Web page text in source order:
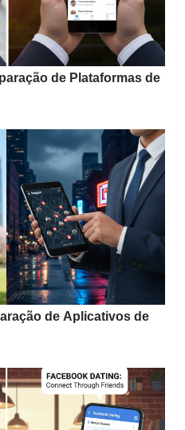
de Plataformas de
de Aplicativos de